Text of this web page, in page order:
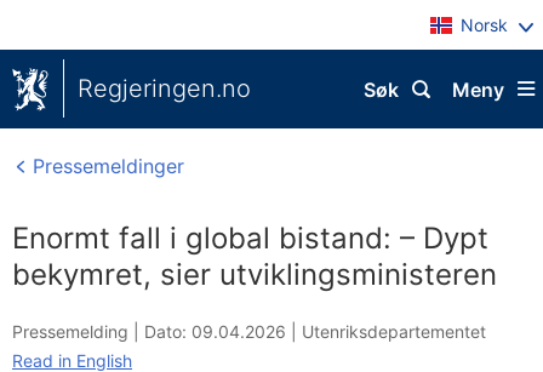
Norsk
Regjeringen.no Meny
Søk
Pressemeldinger
Enormt fall i global bistand: – Dypt
bekymret, sier utviklingsministeren
Pressemelding | Dato: 09.04.2026
Utenriksdepartementet
Read in English